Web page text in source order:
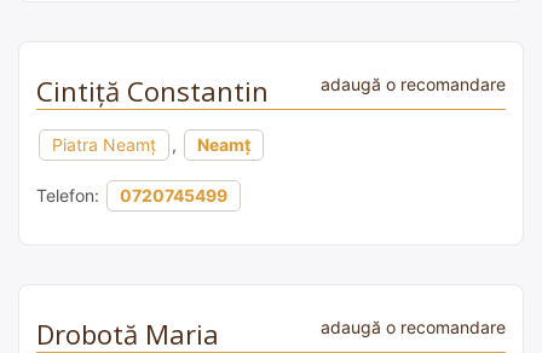
Cintiţă Constantin adaugă o recomandare
Piatra Neamț , Neamț
Telefon: 0720745499
Drobotă Maria adaugă o recomandare